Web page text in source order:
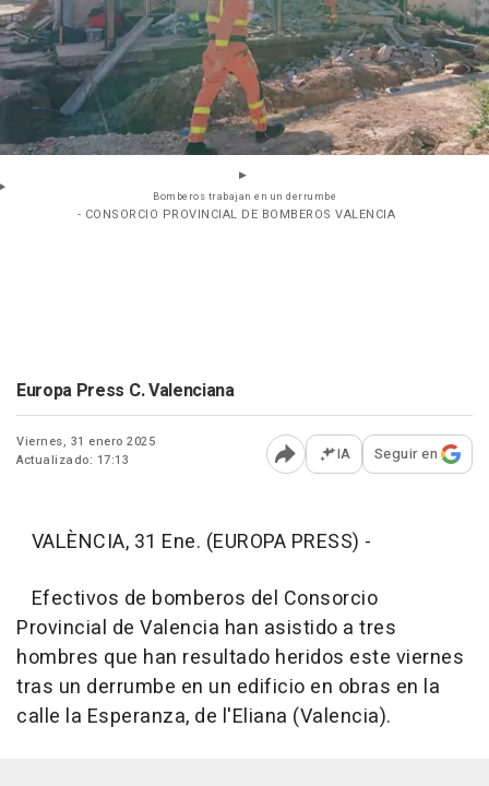
Bomberos trabajan en un derrumbe
- CONSORCIO PROVINCIAL DE BOMBEROS VALENCIA
Europa Press C. Valenciana
Viernes, 31 enero 2025
Actualizado: 17:13
Abrir opciones para
IA Seguir en
VALÈNCIA, 31 Ene. (EUROPA PRESS) -
Efectivos de bomberos del Consorcio
Provincial de Valencia han asistido a tres
hombres que han resultado heridos este viernes
tras un derrumbe en un edificio en obras en la
calle la Esperanza, de l'Eliana (Valencia).